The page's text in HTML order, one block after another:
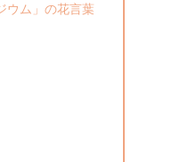
ウム」の花言葉